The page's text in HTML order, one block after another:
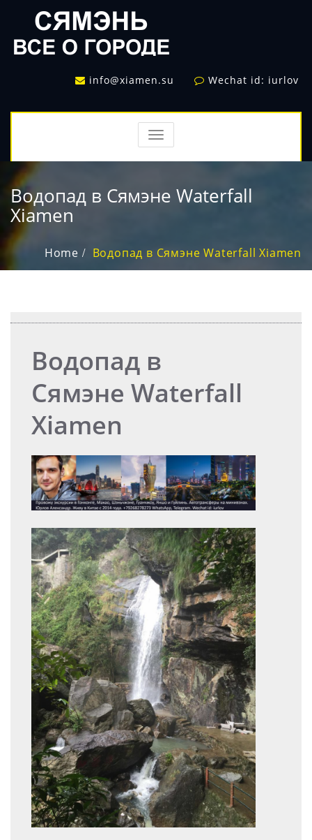
info@xiamen.su Wechat id: iurlov
TOGGLE
NAVIGATION
Водопад в Сямэне Waterfall
Xiamen
Home Водопад в Сямэне Waterfall Xiamen
Водопад в
Сямэне Waterfall
Xiamen